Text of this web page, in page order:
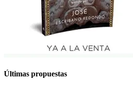
Últimas propuestas